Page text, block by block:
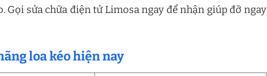
Gọi sửa chữa điện tử Limosa ngay để nhận giúp đỡ ngay
loa kéo hiện nay